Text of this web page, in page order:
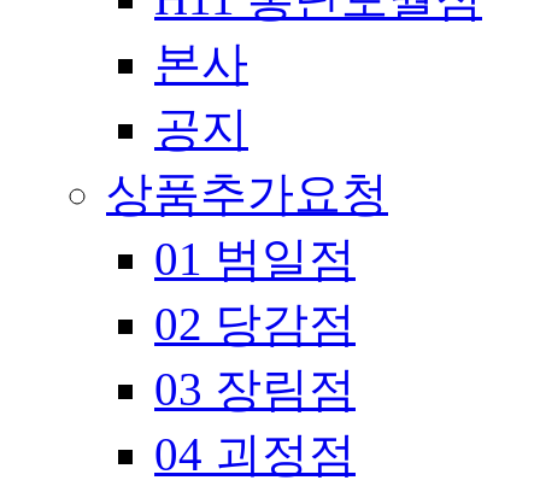
본사
공지
상품추가요청
01 범일점
02 당감점
03 장림점
04 괴정점